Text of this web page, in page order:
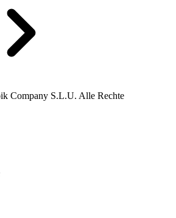
Company S.L.U. Alle Rechte